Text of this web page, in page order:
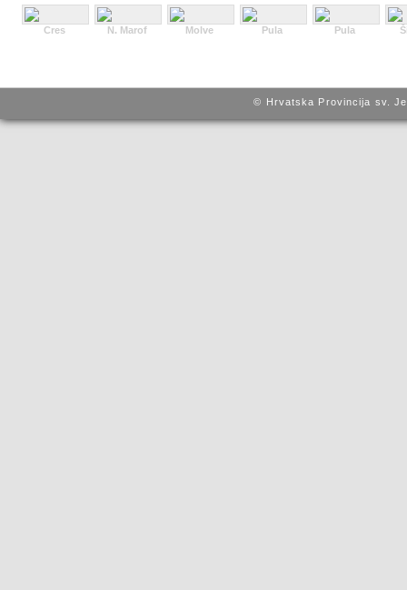
Cres N. Marof Molve Pula Pula
© Hrvatska Provincija sv.